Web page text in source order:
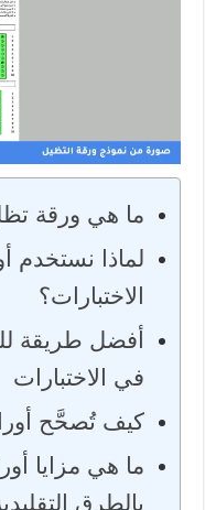
ما هي ورقة
لماذا نستخدم
الاختبارات؟
أفضل طريقة
في الاختبارات
كيف تُصحَّح
ما هي مزايا
بالطرق